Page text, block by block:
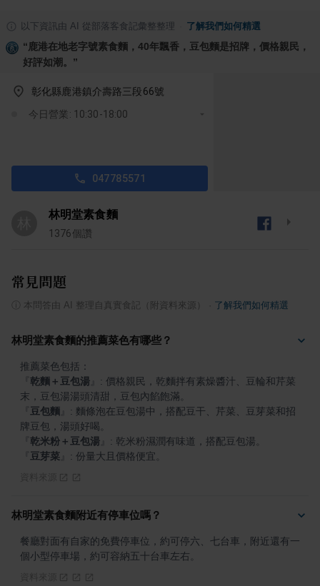
以下資訊由 AI 從部落客食記彙整整理 了解我們如何精選
“ 鹿港在地老字號素食麵，40年飄香，豆包麵是招牌，價格親民，
好評如潮。 ”
彰化縣鹿港鎮介壽路三段66號
今日營業: 10:30-18:00
047785571
林明堂素食麵
1376個讚
常見問題
本問答由 AI 整理自真實食記（附資料來源） 了解我們如何精選
林明堂素食麵的推薦菜色有哪些？
乾麵＋豆包湯
: 價格親民，乾麵拌有素燥醬汁、豆輪和芹菜
豆包麵
: 麵條泡在豆包湯中，搭配豆干、芹菜、豆芽菜和招
乾米粉＋豆包湯
豆芽菜 : 份量大且價格便宜。
林明堂素食麵附近有停車位嗎？
餐廳對面有自家的免費停車位，約可停六、七台車，附近還有一
個小型停車場，約可容納五十台車左右。